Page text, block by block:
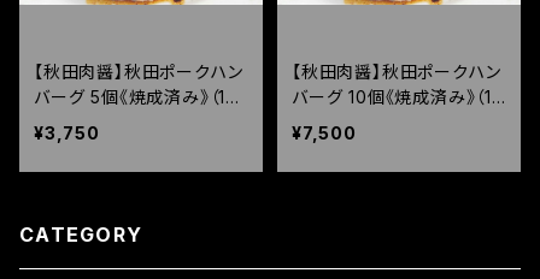
【秋田肉醤】秋田ポークハン
バーグ 5個《焼成済み》（150
g×5個）
¥3,750
【秋田肉醤】秋田ポークハン
バーグ 10個《焼成済み》（15
0g×10個）
¥7,500
CATEGORY